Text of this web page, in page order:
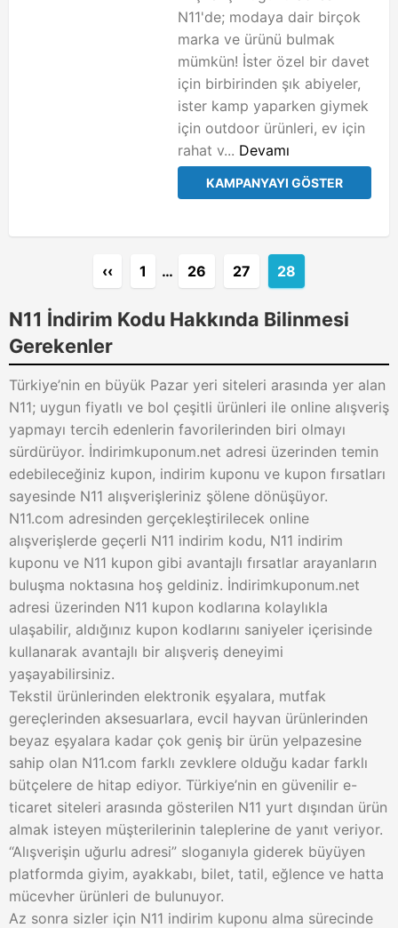
N11'de; modaya dair birçok
marka ve ürünü bulmak
mümkün! İster özel bir davet
için birbirinden şık abiyeler,
ister kamp yaparken giymek
için outdoor ürünleri, ev için
rahat v... Devamı
KAMPANYAYI GÖSTER
‹‹ 1 … 26 27 28
N11 İndirim Kodu Hakkında Bilinmesi
Gerekenler
Türkiye’nin en büyük Pazar yeri siteleri arasında yer alan
N11; uygun fiyatlı ve bol çeşitli ürünleri ile online alışveriş
yapmayı tercih edenlerin favorilerinden biri olmayı
sürdürüyor. İndirimkuponum.net adresi üzerinden temin
edebileceğiniz kupon, indirim kuponu ve kupon fırsatları
sayesinde N11 alışverişleriniz şölene dönüşüyor.
N11.com adresinden gerçekleştirilecek online
alışverişlerde geçerli N11 indirim kodu, N11 indirim
kuponu ve N11 kupon gibi avantajlı fırsatlar arayanların
buluşma noktasına hoş geldiniz. İndirimkuponum.net
adresi üzerinden N11 kupon kodlarına kolaylıkla
ulaşabilir, aldığınız kupon kodlarını saniyeler içerisinde
kullanarak avantajlı bir alışveriş deneyimi
yaşayabilirsiniz.
Tekstil ürünlerinden elektronik eşyalara, mutfak
gereçlerinden aksesuarlara, evcil hayvan ürünlerinden
beyaz eşyalara kadar çok geniş bir ürün yelpazesine
sahip olan N11.com farklı zevklere olduğu kadar farklı
bütçelere de hitap ediyor. Türkiye’nin en güvenilir e-
ticaret siteleri arasında gösterilen N11 yurt dışından ürün
almak isteyen müşterilerinin taleplerine de yanıt veriyor.
“Alışverişin uğurlu adresi” sloganıyla giderek büyüyen
platformda giyim, ayakkabı, bilet, tatil, eğlence ve hatta
mücevher ürünleri de bulunuyor.
Az sonra sizler için N11 indirim kuponu alma sürecinde